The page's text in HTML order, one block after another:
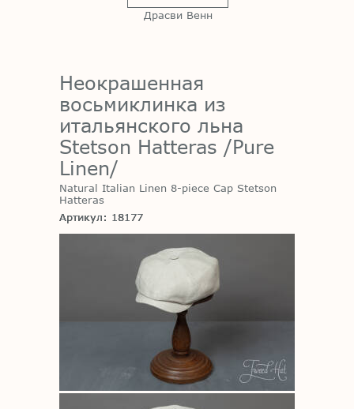
Драсви Венн
Неокрашенная
восьмиклинка из
итальянского льна
Stetson Hatteras /Pure
Linen/
Natural Italian Linen 8-piece Cap Stetson
Hatteras
Артикул: 18177